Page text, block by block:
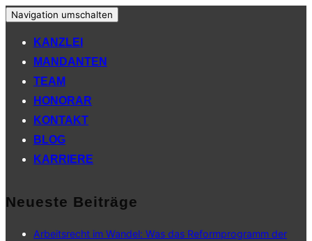
Navigation umschalten
KANZLEI
MANDANTEN
TEAM
HONORAR
KONTAKT
BLOG
KARRIERE
Neueste Beiträge
Arbeitsrecht im Wandel: Was das Reformprogramm der